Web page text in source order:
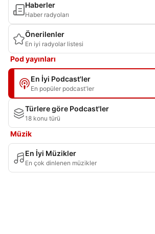
Haberler
Haber radyoları
Önerilenler
En iyi radyolar listesi
Pod yayınları
En İyi Podcast'ler
En popüler podcast'ler
Türlere göre Podcast'ler
18 konu türü
Müzik
En İyi Müzikler
En çok dinlenen müzikler